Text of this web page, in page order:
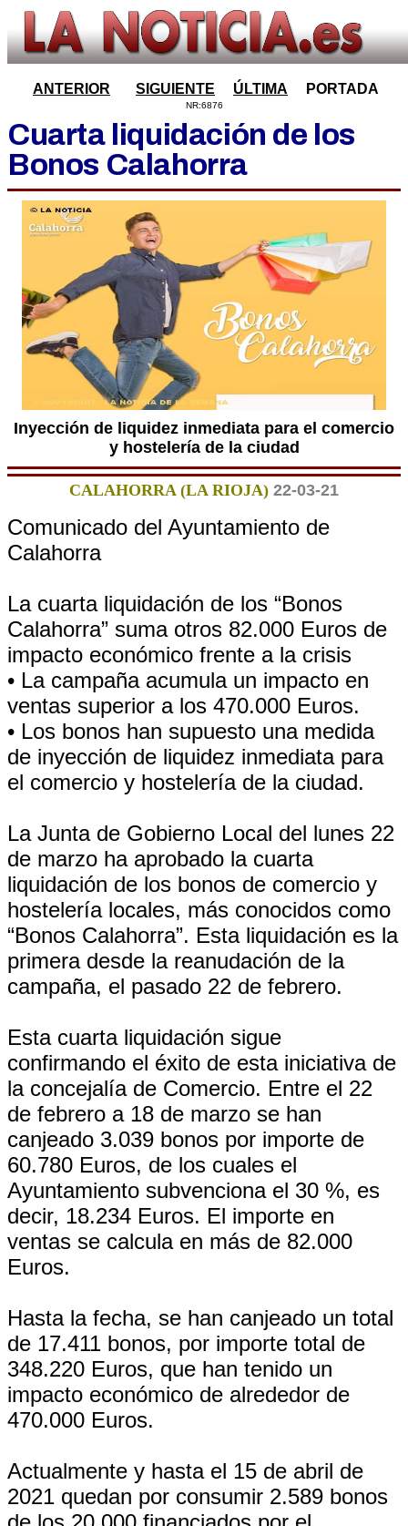
ANTERIOR SIGUIENTE ÚLTIMA PORTADA
NR:6876
Cuarta liquidación de los
Bonos Calahorra
Inyección de liquidez inmediata para el comercio
y hostelería de la ciudad
CALAHORRA (LA RIOJA) 22-03-21
Comunicado del Ayuntamiento de
Calahorra
La cuarta liquidación de los “Bonos
Calahorra” suma otros 82.000 Euros de
impacto económico frente a la crisis
• La campaña acumula un impacto en
ventas superior a los 470.000 Euros.
• Los bonos han supuesto una medida
de inyección de liquidez inmediata para
el comercio y hostelería de la ciudad.
La Junta de Gobierno Local del lunes 22
de marzo ha aprobado la cuarta
liquidación de los bonos de comercio y
hostelería locales, más conocidos como
“Bonos Calahorra”. Esta liquidación es la
primera desde la reanudación de la
campaña, el pasado 22 de febrero.
Esta cuarta liquidación sigue
confirmando el éxito de esta iniciativa de
la concejalía de Comercio. Entre el 22
de febrero a 18 de marzo se han
canjeado 3.039 bonos por importe de
60.780 Euros, de los cuales el
Ayuntamiento subvenciona el 30 %, es
decir, 18.234 Euros. El importe en
ventas se calcula en más de 82.000
Euros.
Hasta la fecha, se han canjeado un total
de 17.411 bonos, por importe total de
348.220 Euros, que han tenido un
impacto económico de alrededor de
470.000 Euros.
Actualmente y hasta el 15 de abril de
2021 quedan por consumir 2.589 bonos